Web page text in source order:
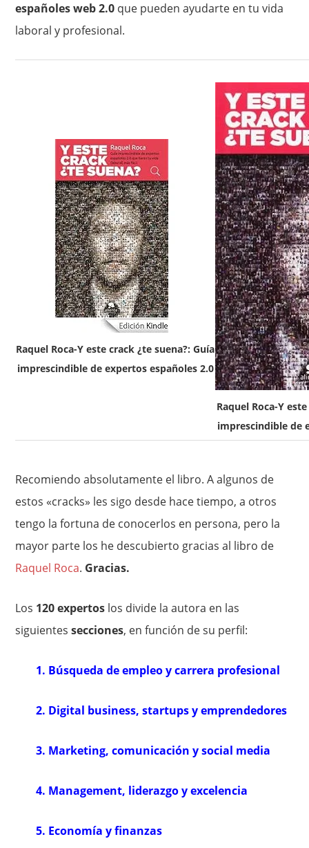
españoles web 2.0 que pueden ayudarte en tu vida
laboral y profesional.
Raquel Roca-Y este crack ¿te suena?: Guía
imprescindible de expertos españoles 2.0
Raquel Roca-Y
imprescindible de
Recomiendo absolutamente el libro. A algunos de
estos «cracks» les sigo desde hace tiempo, a otros
tengo la fortuna de conocerlos en persona, pero la
mayor parte los he descubierto gracias al libro de
Raquel Roca. Gracias.
Los 120 expertos los divide la autora en las
siguientessecciones, en función de su perfil:
1. Búsqueda de empleo y carrera profesional
2. Digital business, startups y emprendedores
3. Marketing, comunicación y social media
4. Management, liderazgo y excelencia
5. Economía y finanzas